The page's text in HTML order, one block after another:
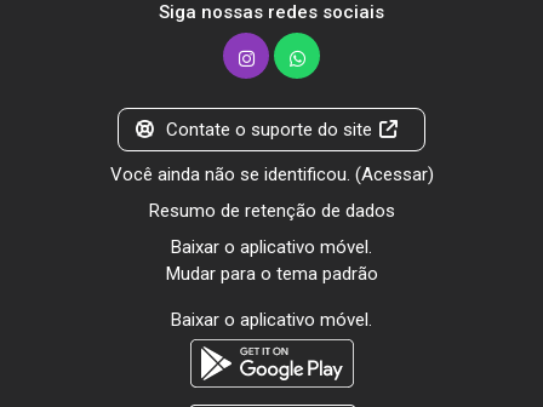
Siga nossas redes sociais
Contate o suporte do site
Você ainda não se identificou. (Acessar)
Resumo de retenção de dados
Baixar o aplicativo móvel.
Mudar para o tema padrão
Baixar o aplicativo móvel.